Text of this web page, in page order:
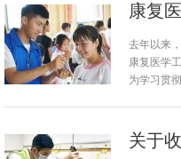
康复
去年以来
康复医学
为学习贯
关于